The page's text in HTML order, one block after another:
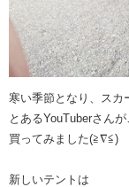
寒い季節となり、スカ
とあるYouTuberさん
買ってみました(≧∇≦)
新しいテントは